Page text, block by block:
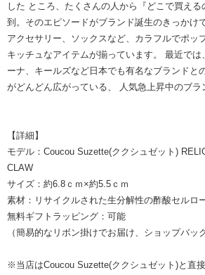
した ところ、たくさんの人から『どこで買え
到。そのエピソードがブランド誕生のきっかけ
アクセサリー、ソックスなど、カラフルでポッ
キッチュなアイテムが揃っています。 最近で
ーナ、キールズなど日本でも有名なブランドと
がどんどん広がっている、 人気急上昇中のブラ
【詳細】
モデル：Coucou Suzette(ククシュゼット)
CLAW
サイズ：約6.8ｃｍ×約5.5ｃｍ
素材：リサイクルされた生分解性の酢酸セルロ
無料ギフトラッピング：可能
（簡易的なリボン掛けでお届け、ショップバッ
※当店はCoucou Suzette(ククシュゼット)と直